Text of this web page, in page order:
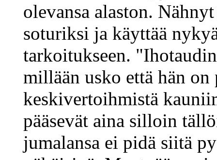
olevansa alaston.
soturiksi ja käyttää
tarkoitukseen.
millään usko että hän
keskivertoihmistä
pääsevät aina silloin
jumalansa ei pidä siitä